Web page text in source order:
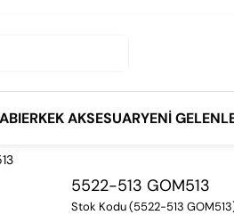
ERKEK AKSESUARYENI
5522-513 GOM513
Stok Kodu(5522-513